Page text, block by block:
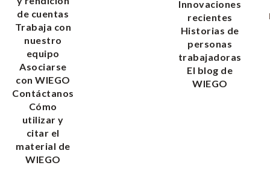
de cuentas
Trabaja con
nuestro
equipo
Asociarse
con WIEGO
Contáctanos
Cómo
utilizar y
citar el
material de
WIEGO
Innovaciones
recientes
Historias de
personas
trabajadoras
El blog de
WIEGO